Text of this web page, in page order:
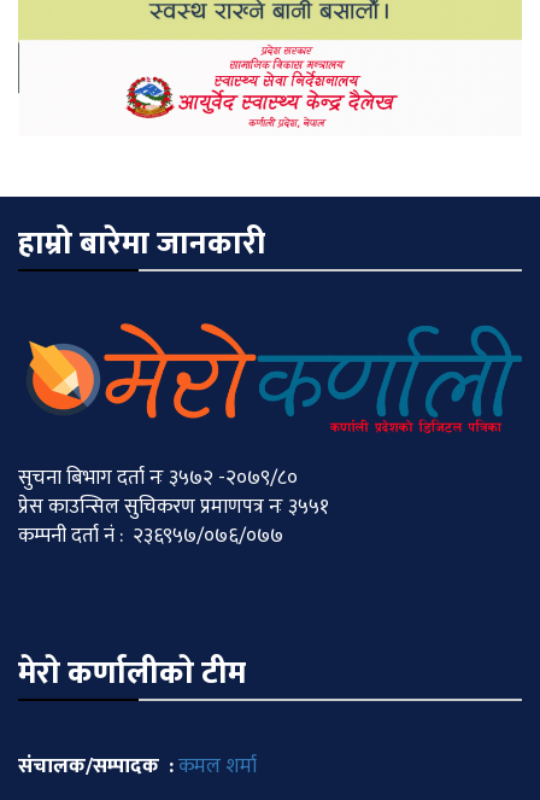
हाम्रो बारेमा जानकारी
सुचना बिभाग दर्ता नः ३५७२ -२०७९/८०
प्रेस काउन्सिल सुचिकरण प्रमाणपत्र नः ३५५१
कम्पनी दर्ता नं : २३६९५७/०७६/०७७
मेराे कर्णालीकाे टीम
संचालक/सम्पादक :कमल शर्मा